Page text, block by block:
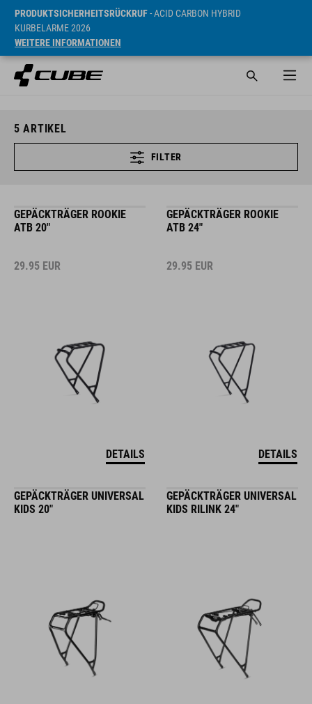
PRODUKTSICHERHEITSRÜCKRUF- ACID CARBON HYBRID
KURBELARME 2026
WEITERE INFORMATIONEN
5 ARTIKEL
FILTER
GEPÄCKTRÄGER ROOKIE
ATB 20"
29.95 EUR
DETAILS
GEPÄCKTRÄGER ROOKIE
ATB 24"
29.95 EUR
DETAILS
GEPÄCKTRÄGER UNIVERSAL
KIDS 20"
GEPÄCKTRÄGER UNIVERSAL
KIDS RILINK 24"